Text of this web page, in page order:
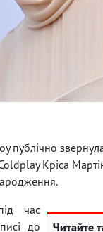
публічно
Кріса
Читайте
час
до